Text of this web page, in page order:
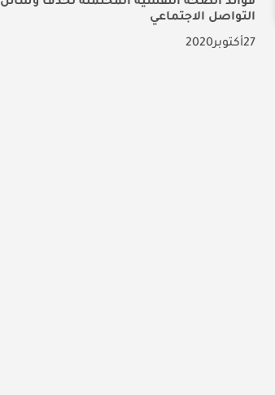
التواصل الاجتماعي
27أكتوبر2020